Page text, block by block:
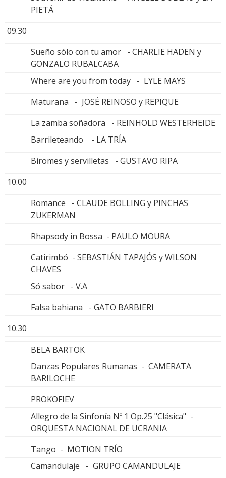
PIETÁ
09.30
Sueño sólo con tu amor - CHARLIE HADEN y
GONZALO RUBALCABA
Where are you from today - LYLE MAYS
Maturana - JOSÉ REINOSO y REPIQUE
La zamba soñadora - REINHOLD WESTERHEIDE
Barrileteando - LA TRÍA
Biromes y servilletas - GUSTAVO RIPA
10.00
Romance - CLAUDE BOLLING y PINCHAS
ZUKERMAN
Rhapsody in Bossa - PAULO MOURA
Catirimbó - SEBASTIÁN TAPAJÓS y WILSON
CHAVES
Só sabor - V.A
Falsa bahiana - GATO BARBIERI
10.30
BELA BARTOK
Danzas Populares Rumanas - CAMERATA
BARILOCHE
PROKOFIEV
Allegro de la Sinfonía Nº 1 Op.25 "Clásica" -
ORQUESTA NACIONAL DE UCRANIA
Tango - MOTION TRÍO
Camandulaje - GRUPO CAMANDULAJE